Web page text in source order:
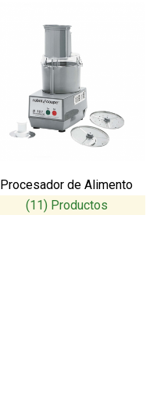
Procesador de Alimento
(11)